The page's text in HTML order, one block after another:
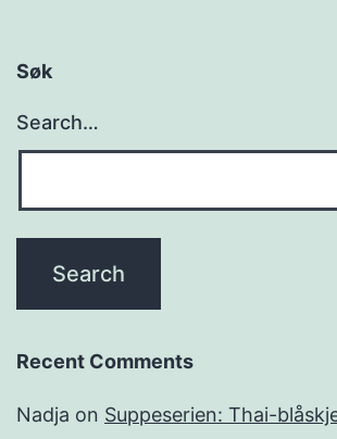
Søk
Search…
Recent Comments
Nadja on Suppeserien: Thai-